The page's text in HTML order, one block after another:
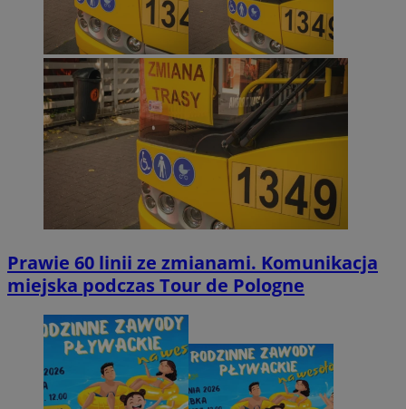
Prawie 60 linii ze zmianami. Komunikacja
miejska podczas Tour de Pologne